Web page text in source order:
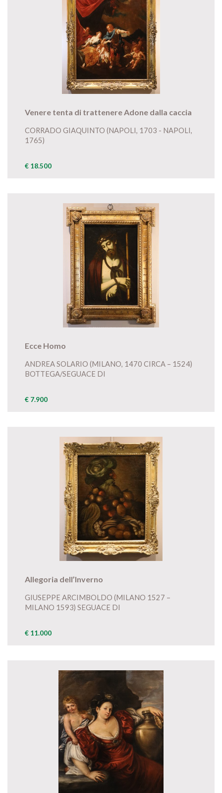
Venere tenta di trattenere Adone dalla caccia
CORRADO GIAQUINTO (NAPOLI, 1703 - NAPOLI,
1765)
€ 18.500
Ecce Homo
ANDREA SOLARIO (MILANO, 1470 CIRCA – 1524)
BOTTEGA/SEGUACE DI
€ 7.900
Allegoria dell’Inverno
GIUSEPPE ARCIMBOLDO (MILANO 1527 –
MILANO 1593) SEGUACE DI
€ 11.000